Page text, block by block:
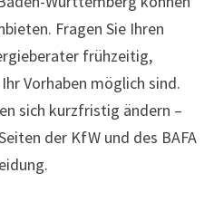
Fragen Sie Ihren
frühzeitig,
Vorhaben möglich sind.
sich kurzfristig ändern –
der KfW und des BAFA